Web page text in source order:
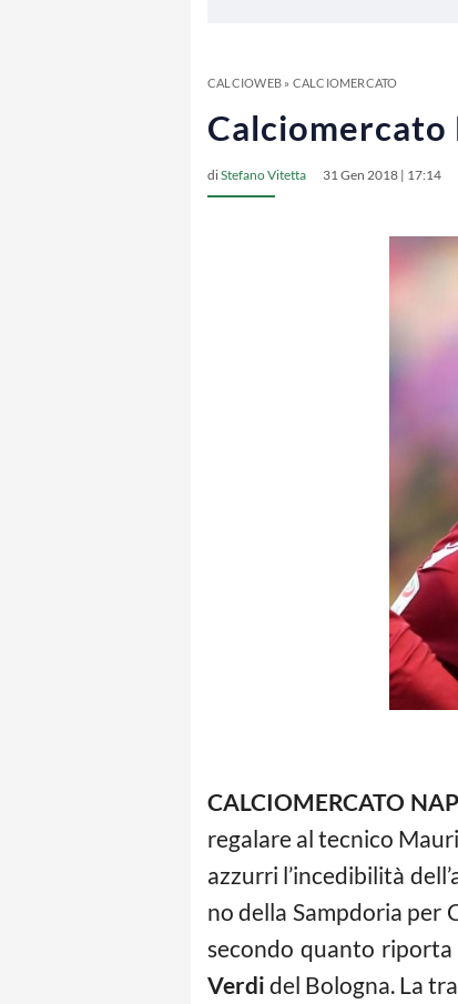
CALCIOWEB» CALCIOMERCATO
diStefano Vitetta 31 Gen 2018 | 17:14
CALCIOMERCATO
regalare al tecnico
azzurri l’incedibilità
no della Sampdoria per
secondo quanto riporta
Verdi del Bologna. La